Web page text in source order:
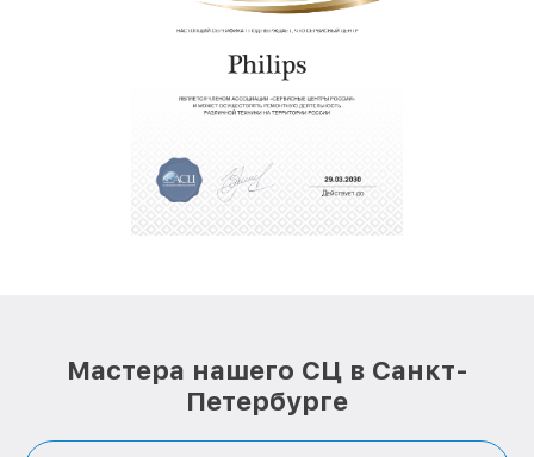
Мастера нашего СЦ в Санкт-
Петербурге